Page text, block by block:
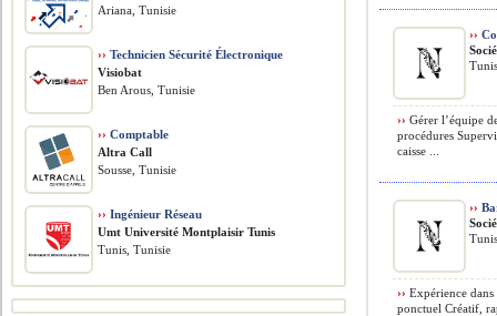
››
›› Gérer l’équipe
procédures
caisse ...
››
›› Expérience
ponctuel Créatif,
Ariana, Tunisie
›› Technicien Sécurité Électronique
Visiobat
Ben Arous, Tunisie
›› Comptable
Altra Call
Sousse, Tunisie
›› Ingénieur Réseau
Umt Université Montplaisir Tunis
Tunis, Tunisie